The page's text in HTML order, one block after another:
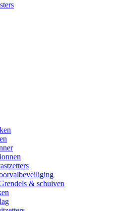
& schuiven